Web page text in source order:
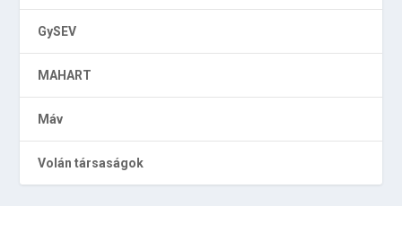
GySEV
MAHART
Máv
Volán társaságok